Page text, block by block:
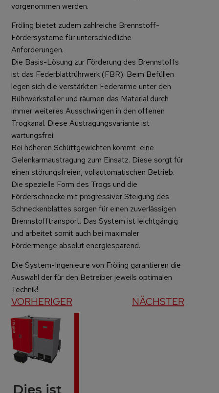
vorgenommen werden.
Fröling bietet zudem zahlreiche Brennstoff-
Fördersysteme für unterschiedliche
Anforderungen.
Die Basis-Lösung zur Förderung des Brennstoffs
ist das Federblattrührwerk (FBR). Beim Befüllen
legen sich die verstärkten Federarme unter den
Rührwerksteller und räumen das Material durch
immer weiteres Ausschwingen in den offenen
Trogkanal. Diese Austragungsvariante ist
wartungsfrei.
Bei höheren Schüttgewichten kommt eine
Gelenkarmaustragung zum Einsatz. Diese sorgt für
einen störungsfreien, vollautomatischen Betrieb.
Die spezielle Form des Trogs und die
Förderschnecke mit progressiver Steigung des
Schneckenblattes sorgen für einen zuverlässigen
Brennstofftransport. Das System ist leichtgängig
und arbeitet somit auch bei maximaler
Fördermenge absolut energiesparend.
Die System-Ingenieure von Fröling garantieren die
Auswahl der für den Betreiber jeweils optimalen
Technik!
VORHERIGER NÄCHSTER
Dies ist